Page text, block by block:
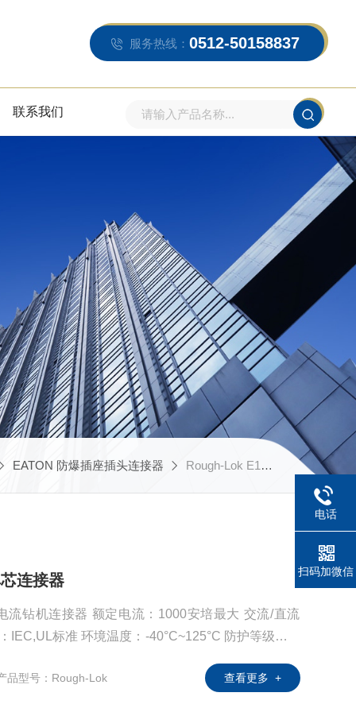
服务热线： 0512-50158837
联系我们
EATON 防爆插座插头连接器 Rough-Lok E1050钻机连接
连接器
流钻机连接器 额定电流：1000安培最大 交流/直流
标准 环境温度：-40°C~125°C 防护等级：IP
品型号：Rough-Lok 查看更多 +
电话
扫码加微信